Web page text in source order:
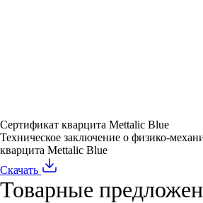
Сертификат кварцита Mettalic Blue
Техническое заключение о физико-
кварцита Mettalic Blue
Скачать
Товарные